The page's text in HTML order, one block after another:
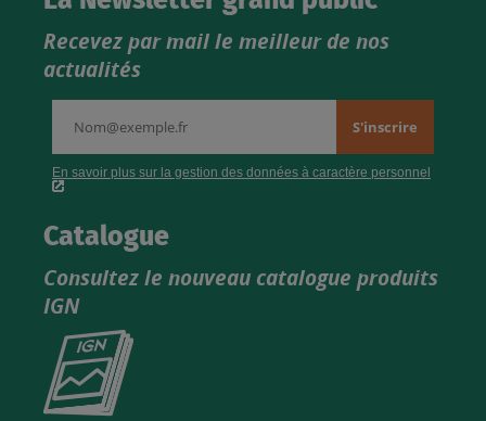
Recevez par mail le meilleur de nos
actualités
Catalogue
Consultez le nouveau catalogue produits
IGN
Consultez